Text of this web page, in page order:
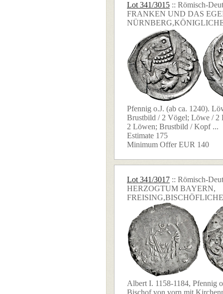
Lot 341/3015 :: Römisch-
FRANKEN UND DAS
Pfennig o.J. (ab ca. 1240).
Brustbild / 2 Vögel; Löwe / 2
2 Löwen; Brustbild / Kopf ...
Estimate 175
Minimum Offer EUR 140
Lot 341/3017 :: Römisch-
HERZOGTUM BAYERN,
Albert I. 1158-1184, Pfennig
Bischof von vorn mit